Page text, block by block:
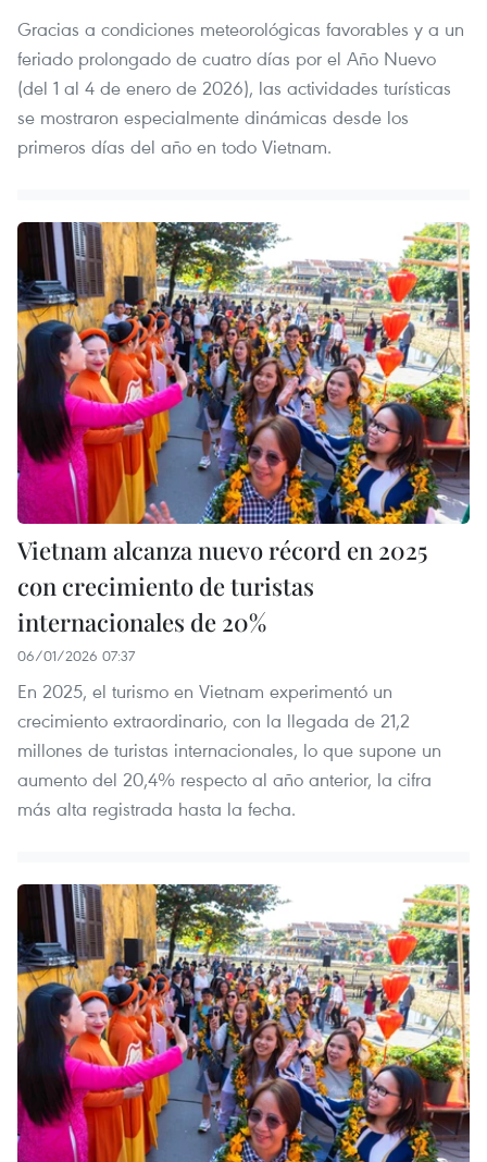
Gracias a condiciones meteorológicas favorables y a un
feriado prolongado de cuatro días por el Año Nuevo
(del 1 al 4 de enero de 2026), las actividades turísticas
se mostraron especialmente dinámicas desde los
primeros días del año en todo Vietnam.
Vietnam alcanza nuevo récord en 2025
con crecimiento de turistas
internacionales de 20%
06/01/2026 07:37
En 2025, el turismo en Vietnam experimentó un
crecimiento extraordinario, con la llegada de 21,2
millones de turistas internacionales, lo que supone un
aumento del 20,4% respecto al año anterior, la cifra
más alta registrada hasta la fecha.